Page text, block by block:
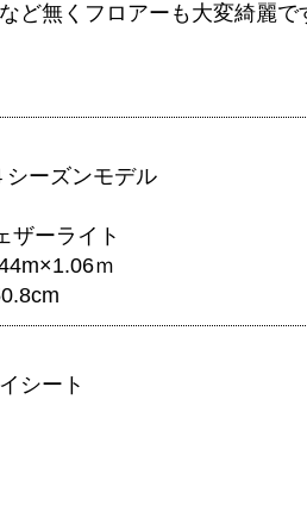
ど無くフロアーも大変綺麗で
ーズンモデル
ーライト
ｍ
シート